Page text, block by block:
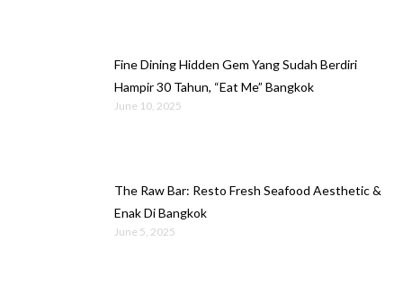
Fine Dining Hidden Gem Yang Sudah Berdiri
Hampir 30 Tahun, “Eat Me” Bangkok
June 10, 2025
The Raw Bar: Resto Fresh Seafood Aesthetic &
Enak Di Bangkok
June 5, 2025